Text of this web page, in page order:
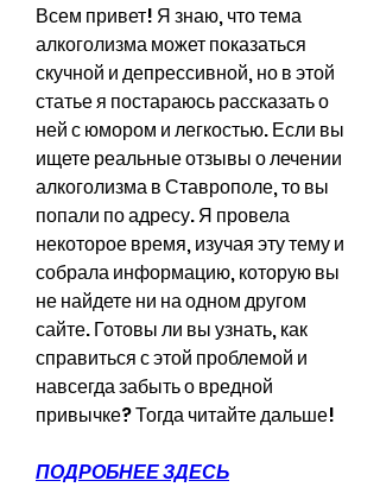
Всем привет! Я знаю, что тема
алкоголизма может показаться
скучной и депрессивной, но в этой
статье я постараюсь рассказать о
ней с юмором и легкостью. Если вы
ищете реальные отзывы о лечении
алкоголизма в Ставрополе, то вы
попали по адресу. Я провела
некоторое время, изучая эту тему и
собрала информацию, которую вы
не найдете ни на одном другом
сайте. Готовы ли вы узнать, как
справиться с этой проблемой и
навсегда забыть о вредной
привычке? Тогда читайте дальше!
ПОДРОБНЕЕ ЗДЕСЬ